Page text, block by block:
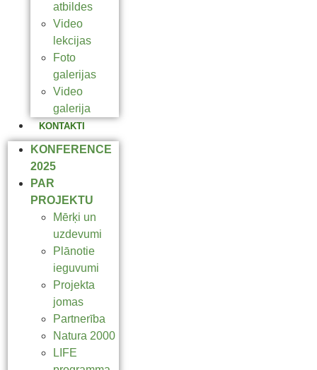
atbildes
Video
lekcijas
Foto
galerijas
Video
galerija
KONTAKTI
KONFERENCE
2025
PAR
PROJEKTU
Mērķi un
uzdevumi
Plānotie
ieguvumi
Projekta
jomas
Partnerība
Natura 2000
LIFE